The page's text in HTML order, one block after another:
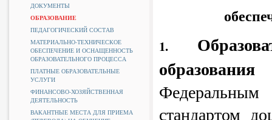
ДОКУМЕНТЫ
ОБРАЗОВАНИЕ
ПЕДАГОГИЧЕСКИЙ СОСТАВ
МАТЕРИАЛЬНО-ТЕХНИЧЕСКОЕ
ОБЕСПЕЧЕНИЕ И ОСНАЩЕННОСТЬ
ОБРАЗОВАТЕЛЬНОГО ПРОЦЕССА
ПЛАТНЫЕ ОБРАЗОВАТЕЛЬНЫЕ
УСЛУГИ
ФИНАНСОВО-ХОЗЯЙСТВЕННАЯ
ДЕЯТЕЛЬНОСТЬ
ВАКАНТНЫЕ МЕСТА ДЛЯ ПРИЕМА
1.
образования
стандартом